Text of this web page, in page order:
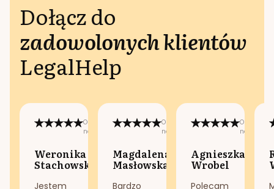
Dołącz do
zadowolonych klientów
LegalHelp
Opublikowano
na:
Weronika
Stachowska
Jestem
Opublikowano
na:
Magdalena
Masłowska
Bardzo
na:
Agnieszka
Wrobel
Polecam